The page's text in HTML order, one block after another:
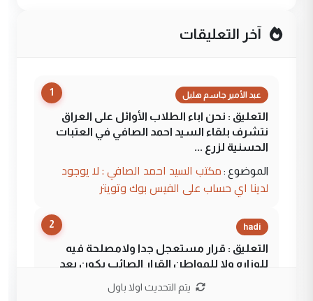
آخر التعليقات
1 عبد الأمير جاسم هليل
التعليق : نحن اباء الطلاب الأوائل على العراق
نتشرف بلقاء السيد احمد الصافي في العتبات
الحسنية لزرع ...
الموضوع : مكتب السيد احمد الصافي : لا يوجود
لدينا اي حساب على الفيس بوك وتويتر
2 hadi
التعليق : قرار مستعجل جدا ولامصلحة فيه
للوزاره ولا للمواطن القرار الصائب يكون بعد
يتم التحديث اولا باول